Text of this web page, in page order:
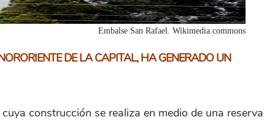
Embalse San Rafael. Wikimedia.commons
DE LA CAPITAL, HA GENERADO UN
construcción se realiza en medio de una reserva